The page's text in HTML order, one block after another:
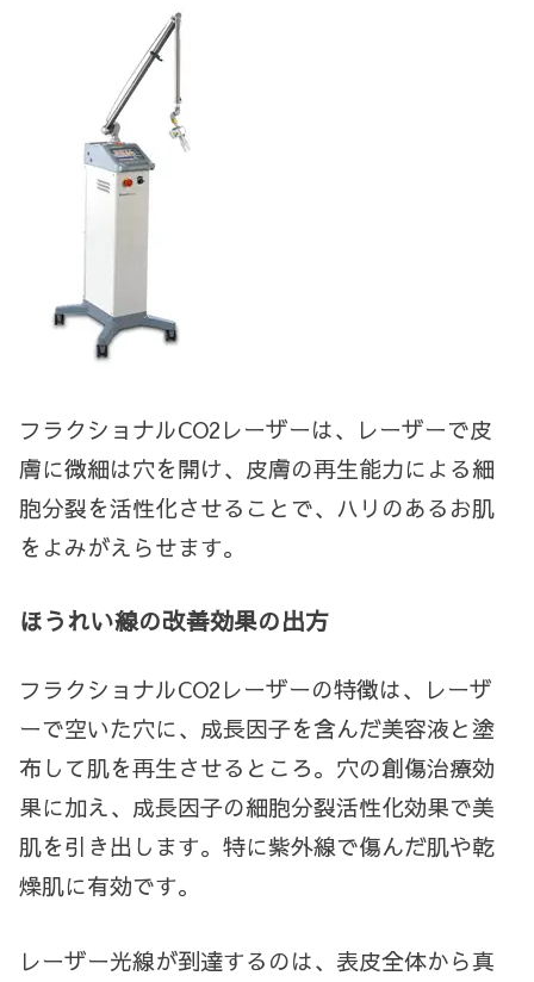
フラクショナルCO2レーザーは、
レーザーで皮
膚に微細は穴を開け、皮膚の再生能力による細
胞分裂を活性化させることで、ハリのあるお肌
をよみがえらせます。
ほうれい線の改善効果の出方
フラクショナルCO2レーザーの特徴は、レーザ
ーで空いた穴に、成長因子を含んだ美容液と塗
布して肌を再生させるところ。穴の創傷治療効
果に加え、成長因子の細胞分裂活性化効果で美
肌を引き出します。特に紫外線で傷んだ肌や乾
燥肌に有効です。
レーザー光線が到達するのは、表皮全体から真